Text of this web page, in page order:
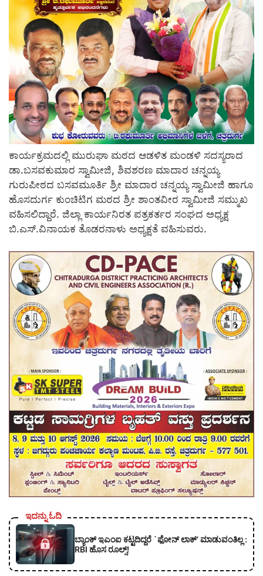
ಕಾರ್ಯಕ್ರಮದಲ್ಲಿ ಮುರುಘಾ ಮಠದ ಆಡಳಿತ ಮಂಡಳಿ ಸದಸ್ಯರಾದ
ಡಾ.ಬಸವಕುಮಾರ ಸ್ವಾಮೀಜಿ, ಶಿವಶರಣ ಮಾದಾರ ಚನ್ನಯ್ಯ
ಗುರುಪೀಠದ ಬಸವಮೂರ್ತಿ ಶ್ರೀ ಮಾದಾರ ಚನ್ನಯ್ಯ ಸ್ವಾಮೀಜಿ ಹಾಗೂ
ಹೊಸದುರ್ಗ ಕುಂಚಿಟಿಗ ಮಠದ ಶ್ರೀ ಶಾಂತವೀರ ಸ್ವಾಮೀಜಿ ಸಮ್ಮುಖ
ವಹಿಸಲಿದ್ದಾರೆ. ಜಿಲ್ಲಾ ಕಾರ್ಯನಿರತ ಪತ್ರಕರ್ತರ ಸಂಘದ ಅಧ್ಯಕ್ಷ
ಬಿ.ಎಸ್.ವಿನಾಯಕ ತೊಡರನಾಳು ಅಧ್ಯಕ್ಷತೆ ವಹಿಸುವರು.
ಇದನ್ನು ಓದಿ
ಬ್ಯಾಂಕ್ ಇಎಂಐ ಕಟ್ಟದಿದ್ದರೆ `ಫೋನ್ ಲಾಕ್’ ಮಾಡುವಂತಿಲ್ಲ :
RBI ಹೊಸ ರೂಲ್ಸ್!